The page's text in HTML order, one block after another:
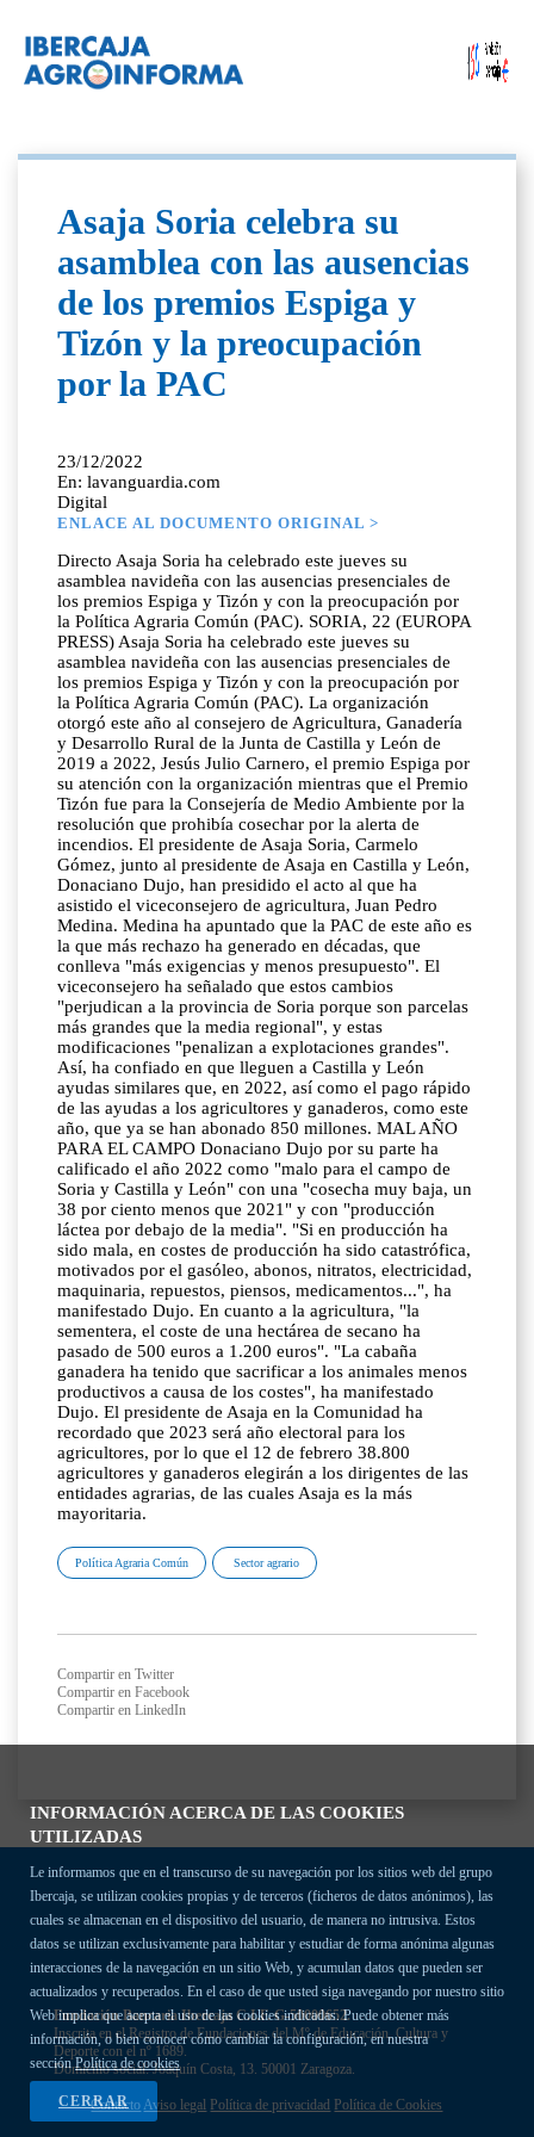
INFORMACIÓN ACERCA DE LAS COOKIES
UTILIZADAS
Le informamos que en el transcurso de su navegación por los sitios web del grupo
Ibercaja, se utilizan cookies propias y de terceros (ficheros de datos anónimos), las
cuales se almacenan en el dispositivo del usuario, de manera no intrusiva. Estos
datos se utilizan exclusivamente para habilitar y estudiar de forma anónima algunas
interacciones de la navegación en un sitio Web, y acumulan datos que pueden ser
actualizados y recuperados. En el caso de que usted siga navegando por nuestro sitio
Web implica que acepta el uso de las cookies indicadas. Puede obtener más
información, o bien conocer cómo cambiar la configuración, en nuestra
secciónPolítica de cookies
CERRAR
Asaja Soria celebra su
asamblea con las ausencias
de los premios Espiga y
Tizón y la preocupación
por la PAC
23/12/2022
En: lavanguardia.com
Digital
ENLACE AL DOCUMENTO ORIGINAL >
Directo Asaja Soria ha celebrado este jueves su
asamblea navideña con las ausencias presenciales de
los premios Espiga y Tizón y con la preocupación por
la Política Agraria Común (PAC). SORIA, 22 (EUROPA
PRESS) Asaja Soria ha celebrado este jueves su
asamblea navideña con las ausencias presenciales de
los premios Espiga y Tizón y con la preocupación por
la Política Agraria Común (PAC). La organización
otorgó este año al consejero de Agricultura, Ganadería
y Desarrollo Rural de la Junta de Castilla y León de
2019 a 2022, Jesús Julio Carnero, el premio Espiga por
su atención con la organización mientras que el Premio
Tizón fue para la Consejería de Medio Ambiente por la
resolución que prohibía cosechar por la alerta de
incendios. El presidente de Asaja Soria, Carmelo
Gómez, junto al presidente de Asaja en Castilla y León,
Donaciano Dujo, han presidido el acto al que ha
asistido el viceconsejero de agricultura, Juan Pedro
Medina. Medina ha apuntado que la PAC de este año es
la que más rechazo ha generado en décadas, que
conlleva "más exigencias y menos presupuesto". El
viceconsejero ha señalado que estos cambios
"perjudican a la provincia de Soria porque son parcelas
más grandes que la media regional", y estas
modificaciones "penalizan a explotaciones grandes".
Así, ha confiado en que lleguen a Castilla y León
ayudas similares que, en 2022, así como el pago rápido
de las ayudas a los agricultores y ganaderos, como este
año, que ya se han abonado 850 millones. MAL AÑO
PARA EL CAMPO Donaciano Dujo por su parte ha
calificado el año 2022 como "malo para el campo de
Soria y Castilla y León" con una "cosecha muy baja, un
38 por ciento menos que 2021" y con "producción
láctea por debajo de la media". "Si en producción ha
sido mala, en costes de producción ha sido catastrófica,
motivados por el gasóleo, abonos, nitratos, electricidad,
maquinaria, repuestos, piensos, medicamentos...", ha
manifestado Dujo. En cuanto a la agricultura, "la
sementera, el coste de una hectárea de secano ha
pasado de 500 euros a 1.200 euros". "La cabaña
ganadera ha tenido que sacrificar a los animales menos
productivos a causa de los costes", ha manifestado
Dujo. El presidente de Asaja en la Comunidad ha
recordado que 2023 será año electoral para los
agricultores, por lo que el 12 de febrero 38.800
agricultores y ganaderos elegirán a los dirigentes de las
entidades agrarias, de las cuales Asaja es la más
mayoritaria.
Política Agraria Común Sector agrario
Compartir en Twitter
Compartir en Facebook
Compartir en LinkedIn
Fundación Bancaria Ibercaja C.I.F. G-50000652.
Inscrita en el Registro de Fundaciones del Mº de Educación, Cultura y
Deporte con el nº 1689.
Domicilio social: Joaquín Costa, 13. 50001 Zaragoza.
ContactoAviso legal Política de privacidad Política de Cookies